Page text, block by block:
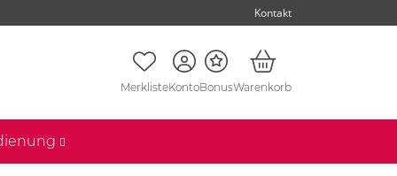
Kontakt
MerklisteKontoBonusWarenkorb